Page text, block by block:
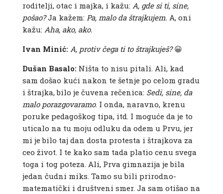
roditelji, otac i majka, i kažu: A, gde si ti, sine,
pošao?Ja kažem: Pa, malo da štrajkujem. A, oni
kažu: Aha, ako, ako.
Ivan Minić: A, protiv čega ti to štrajkuješ?😀
Dušan Basalo:Ništa to nisu pitali. Ali, kad
sam došao kući nakon te šetnje po celom gradu
i štrajka, bilo je čuvena rečenica: Sedi, sine, da
malo porazgovaramo. I onda, naravno, krenu
poruke pedagoškog tipa, itd. I moguće da je to
uticalo na tu moju odluku da odem u Prvu, jer
mi je bilo taj dan dosta protesta i štrajkova za
ceo život. I te kako sam tada platio cenu svega
toga i tog poteza. Ali, Prva gimnazija je bila
jedan čudni miks. Tamo su bili prirodno-
matematički i društveni smer. Ja sam otišao na